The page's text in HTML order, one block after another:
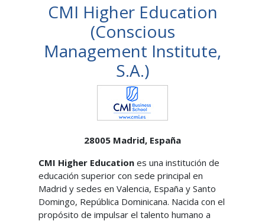
CMI Higher Education
(Conscious
Management Institute,
S.A.)
28005 Madrid, España
CMI Higher Education es una institución de
educación superior con sede principal en
Madrid y sedes en Valencia, España y Santo
Domingo, República Dominicana. Nacida con el
propósito de impulsar el talento humano a